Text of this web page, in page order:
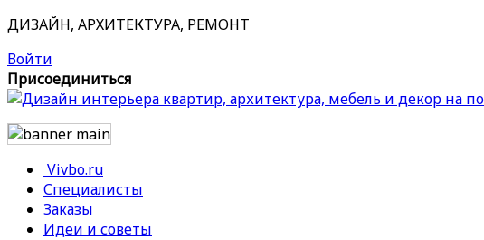
ДИЗАЙН, АРХИТЕКТУРА, РЕМОНТ
Войти
Присоединиться
Vivbo.ru
Специалисты
Заказы
Идеи и советы